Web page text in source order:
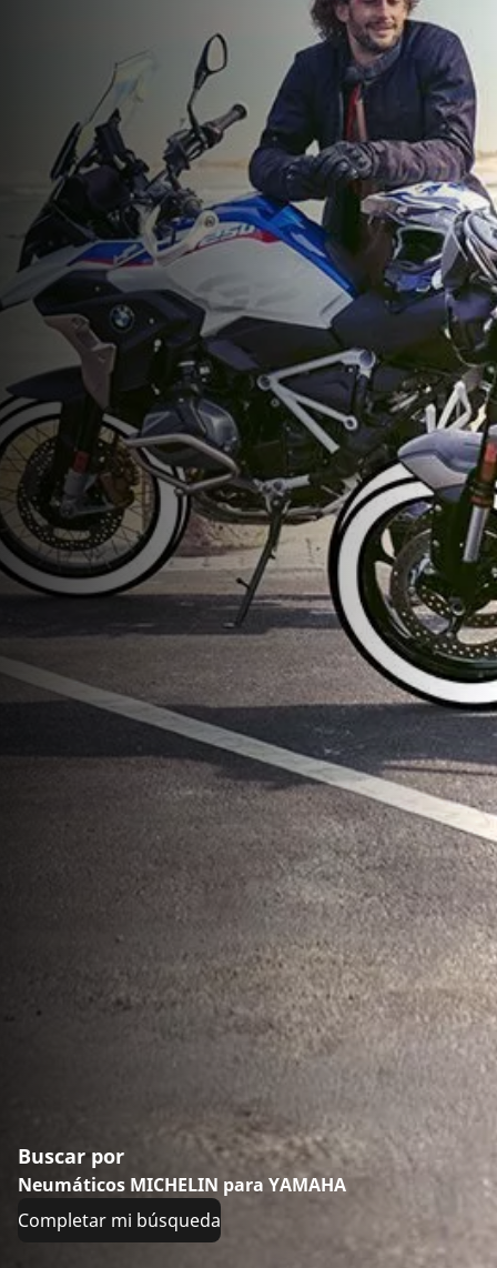
Buscar por
Neumáticos MICHELIN para YAMAHA
Completar mi búsqueda